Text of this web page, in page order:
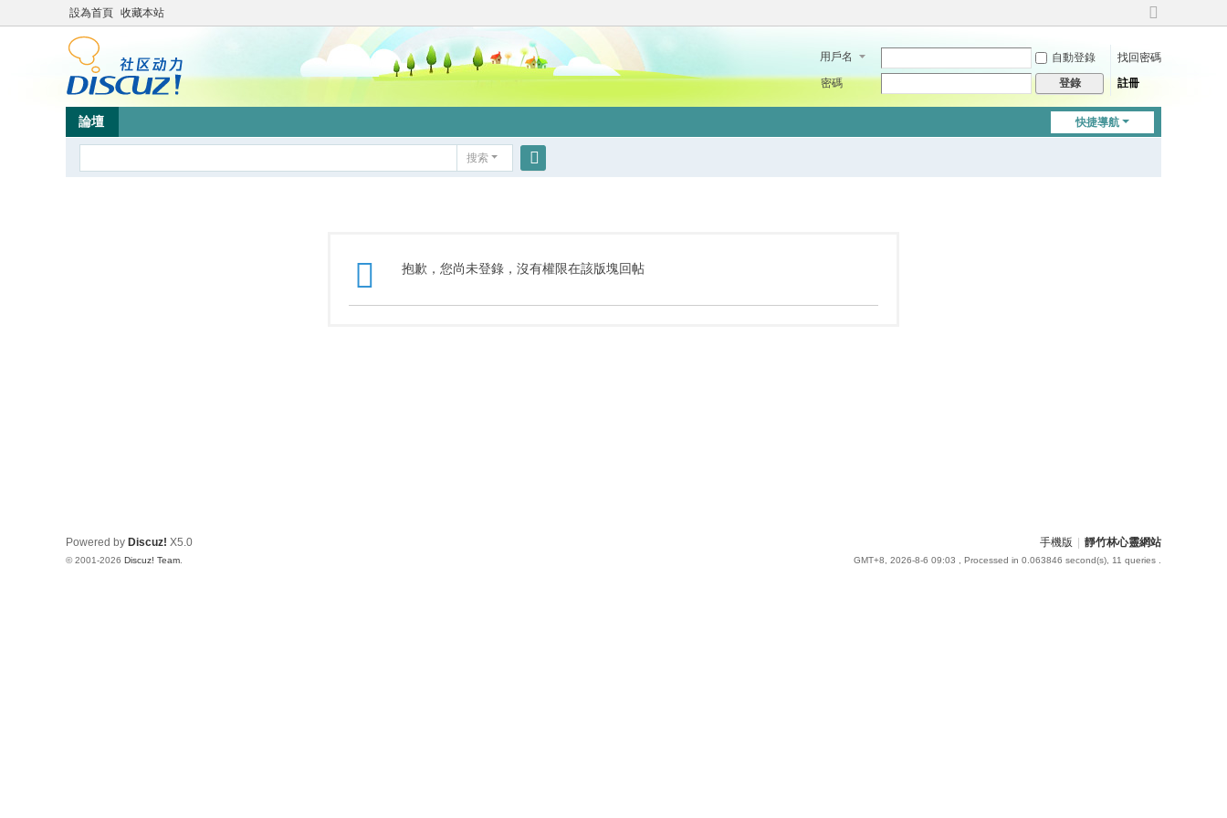
設為首頁 收藏本站
切
到
用戶名 自動登錄
找回密碼
密碼
登錄 註冊
快捷導航
論壇
搜索
抱歉，您尚未登錄，沒有權限在該版塊回帖
手機版 靜竹林心靈網站
GMT+8, 2026-8-6 09:03 , Processed in 0.063846 second(s), 11 queries .
Powered by Discuz! X5.0
© 2001-2026 Discuz! Team